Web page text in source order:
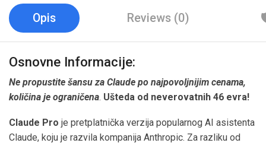
Opis Reviews (0)
Osnovne Informacije:
Ne propustite šansu za Claude po najpovoljnijim cenama,
količina je ograničena. Ušteda od neverovatnih 46 evra!
Claude Pro je pretplatnička verzija popularnog AI asistenta
Claude, koju je razvila kompanija Anthropic. Za razliku od